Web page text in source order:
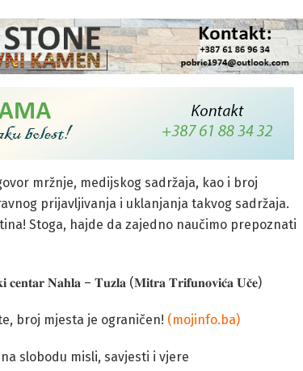
mržnje, medijskog sadržaja, kao i broj
prijavljivanja i uklanjanja takvog sadržaja.
Stoga, hajde da zajedno naučimo prepoznati
𝐜𝐞𝐧𝐭𝐚𝐫 𝐍𝐚𝐡𝐥𝐚 – 𝐓𝐮𝐳𝐥𝐚 (𝐌𝐢𝐭𝐫𝐚 𝐓𝐫𝐢𝐟𝐮𝐧𝐨𝐯𝐢𝐜́𝐚 𝐔𝐜̌𝐞)
broj mjesta je ograničen! (mojinfo.ba)
slobodu misli, savjesti i vjere